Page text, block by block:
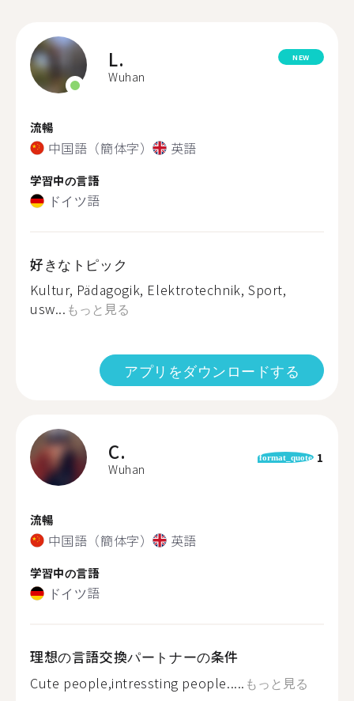
L.
Wuhan
NEW
流暢
中国語（簡体字） 英語
学習中の言語
ドイツ語
好きなトピック
Kultur, Pädagogik, Elektrotechnik, Sport,
usw... もっと見る
アプリをダウンロードする
C.
Wuhan
format_quote 1
流暢
中国語（簡体字） 英語
学習中の言語
ドイツ語
理想の言語交換パートナーの条件
Cute people,intressting people..... もっと見る